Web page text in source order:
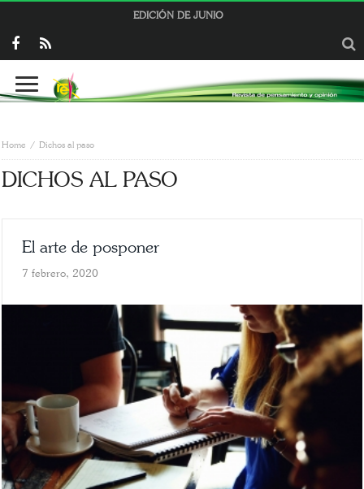
EDICIÓN DE JUNIO
Home Dichos al paso
DICHOS AL PASO
El arte de posponer
7 febrero, 2020